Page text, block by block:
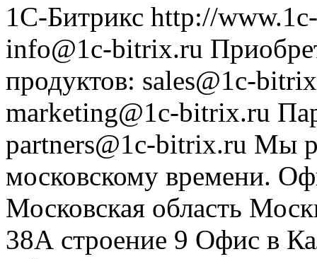
1С-Битрикс http://
info@1c-bitrix.ru
продуктов: sales@1c-
marketing@1c-bitrix.ru
partners@1c-bitrix.ru Мы
московскому времени.
Московская область
38А строение 9 Офис в